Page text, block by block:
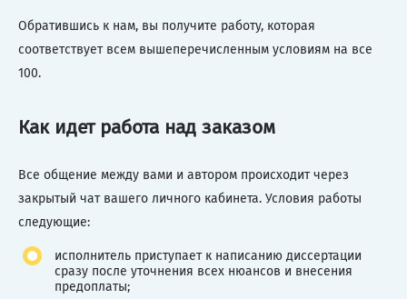
Обратившись к нам, вы получите работу, которая
соответствует всем вышеперечисленным условиям на все
100.
Как идет работа над заказом
Все общение между вами и автором происходит через
закрытый чат вашего личного кабинета. Условия работы
следующие:
исполнитель приступает к написанию диссертации
сразу после уточнения всех нюансов и внесения
предоплаты;